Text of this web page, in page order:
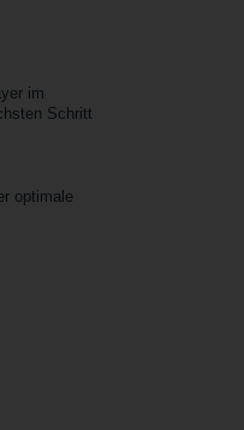
im
Schritt
optimale